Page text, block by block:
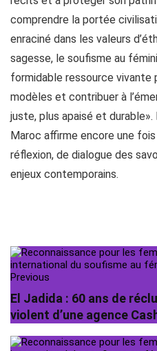
comprendre la portée
enraciné dans les valeurs
sagesse, le soufisme au
formidable ressource vivante
modèles et contribuer à
juste, plus apaisé et durable».
Maroc affirme encore une
réflexion, de dialogue des
enjeux contemporains.
Previous
El Jadida : 60 ans de
violent d’une agence